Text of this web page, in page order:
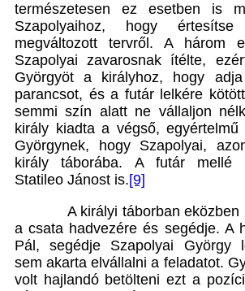
természetesen ez esetben is
Szapolyaihoz, hogy
megváltozott tervről. A három
Szapolyai zavarosnak ítélte,
Györgyöt a királyhoz, hogy
parancsot, és a futár lelkére
semmi szín alatt ne vállaljon
király kiadta a végső, egyértelmű
Györgynek, hogy Szapolyai,
király táborába. A futár mellé
Statileo Jánost is.[9]
A királyi táborban eközben
a csata hadvezére és segédje. A
Pál, segédje Szapolyai György
sem akarta elvállalni a feladatot.
volt hajlandó betölteni ezt a